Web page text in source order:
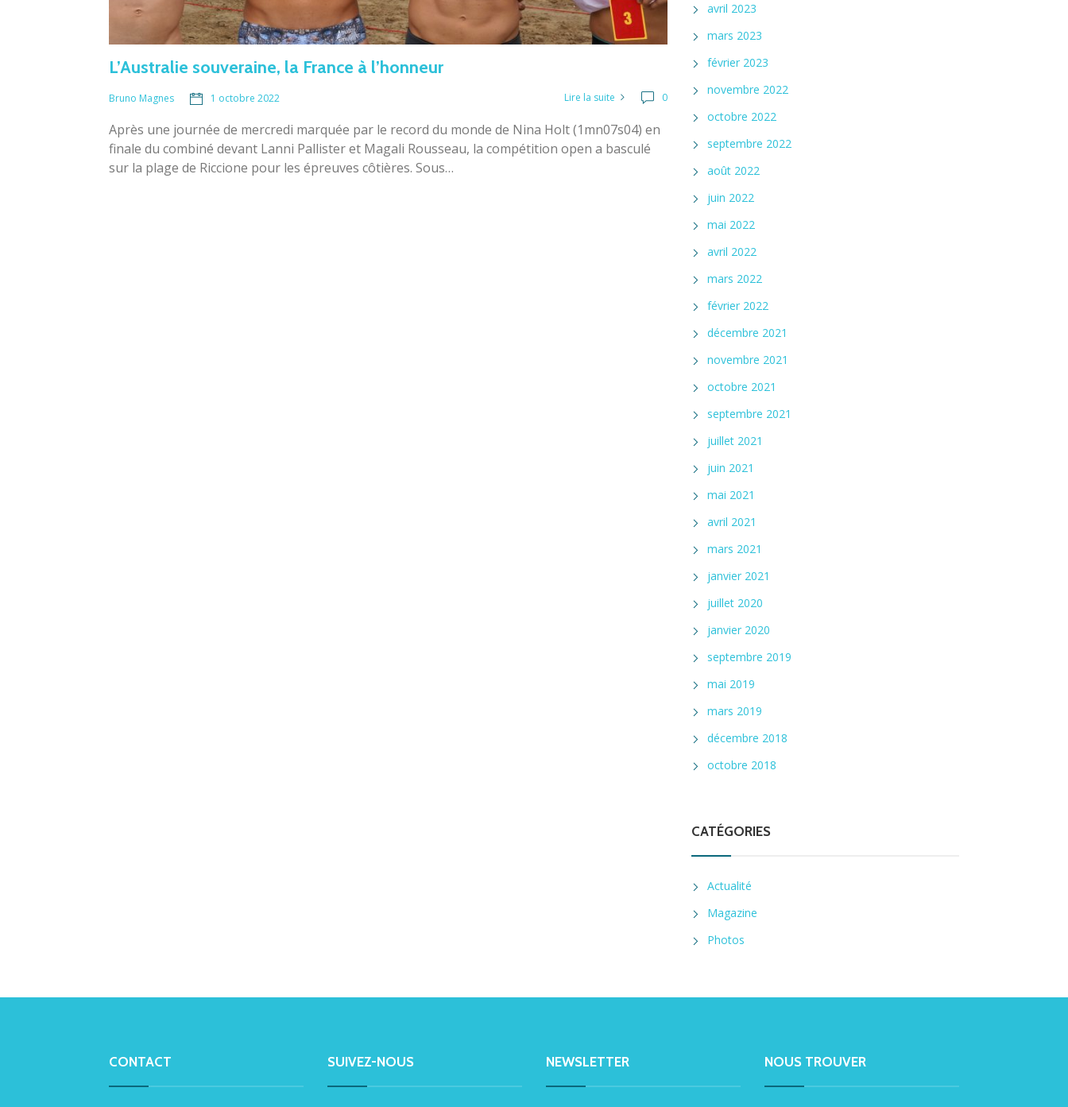
L’Australie souveraine, la France à l’honneur
Bruno Magnes 1 octobre 2022 0
Lire la suite
Après une journée de mercredi marquée par le record du monde de Nina Holt (1mn07s04) en
finale du combiné devant Lanni Pallister et Magali Rousseau, la compétition open a basculé
sur la plage de Riccione pour les épreuves côtières. Sous…
avril 2023
mars 2023
février 2023
novembre 2022
octobre 2022
septembre 2022
août 2022
juin 2022
mai 2022
avril 2022
mars 2022
février 2022
décembre 2021
novembre 2021
octobre 2021
septembre 2021
juillet 2021
juin 2021
mai 2021
avril 2021
mars 2021
janvier 2021
juillet 2020
janvier 2020
septembre 2019
mai 2019
mars 2019
décembre 2018
octobre 2018
CATÉGORIES
Actualité
Magazine
Photos
CONTACT SUIVEZ-NOUS NEWSLETTER NOUS TROUVER